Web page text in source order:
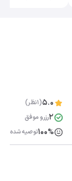
5.0(1نظر)
2رزرو موفق
100%توصیه شده